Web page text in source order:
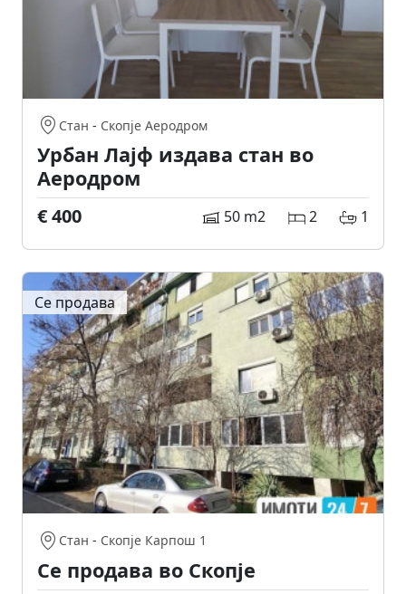
Стан - Скопје Аеродром
Урбан Лајф издава стан во
Аеродром
€ 400 50 m2 2 1
Се продава
Стан - Скопје Карпош 1
Се продава во Скопје